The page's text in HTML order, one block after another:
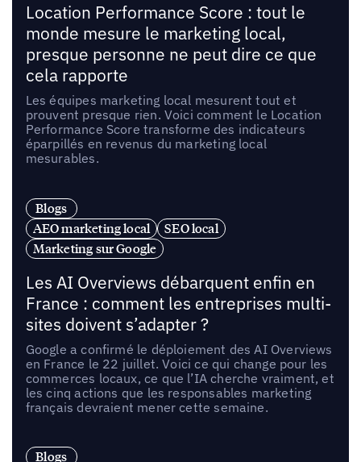
Location Performance Score : tout le
monde mesure le marketing local,
presque personne ne peut dire ce que
cela rapporte
Les équipes marketing local mesurent tout et
prouvent presque rien. Voici comment le Location
Performance Score transforme des indicateurs
éparpillés en revenus du marketing local
mesurables.
Blogs
AEO marketing local
SEO local
Marketing sur Google
Les AI Overviews débarquent enfin en
France : comment les entreprises multi-
sites doivent s’adapter ?
Google a confirmé le déploiement des AI Overviews
en France le 22 juillet. Voici ce qui change pour les
commerces locaux, ce que l’IA cherche vraiment, et
les cinq actions que les responsables marketing
français devraient mener cette semaine.
Blogs